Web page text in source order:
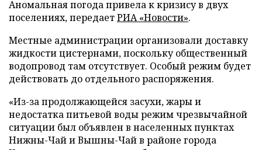
Аномальная погода привела к кризису в двух
поселениях, передаетРИА «Новости».
Местные администрации организовали доставку
жидкости цистернами, поскольку общественный
водопровод там отсутствует. Особый режим будет
действовать до отдельного распоряжения.
«Из-за продолжающейся засухи, жары и
недостатка питьевой воды режим чрезвычайной
ситуации был объявлен в населенных пунктах
Нижны-Чай и Вышны-Чай в районе города